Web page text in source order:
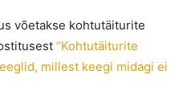
võetakse kohtutäiturite
“Kohtutäiturite
millest keegi midagi ei